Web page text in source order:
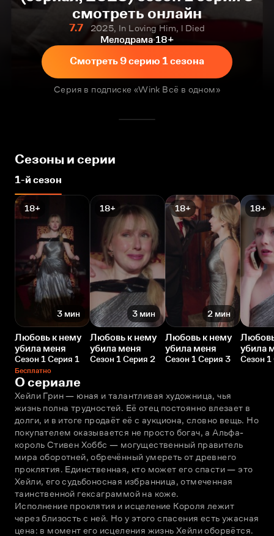
смотреть онлайн
7.7
2025, In Loving Him, l Died
Мелодрама 18+
Смотреть 9 серию 1 сезона
Серия в подписке «Wink Всё в одном»
Сезоны и серии
1-й сезон
18+
3 мин
Любовь к нему
убила меня
Сезон 1 Серия 1
Бесплатно
18+
3 мин
Любовь к нему
убила меня
Сезон 1 Серия 2
18+
2 мин
Любовь к нему
убила меня
Сезон 1 Серия 3
18+
убила
Сезон
О сериале
Хейли Грин — юная и талантливая художница, чья
жизнь полна трудностей. Её отец постоянно влезает в
долги, и в итоге продаёт её с аукциона, словно вещь. Но
покупателем оказывается не просто богач, а Альфа-
король Стивен Хоббс — могущественный правитель
мира оборотней, обречённый умереть от древнего
проклятия. Единственная, кто может его спасти — это
Хейли, его судьбоносная избранница, отмеченная
таинственной гексаграммой на коже.
Исполнение проклятия и исцеление Короля лежит
через близость с ней. Но у этого спасения есть ужасная
цена: в момент его исцеления жизнь Хейли оборвётся.